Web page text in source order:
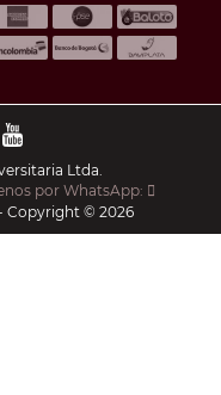
Ltda.
por WhatsApp:
Copyright © 2026